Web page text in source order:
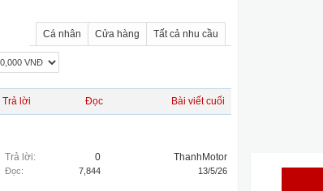
Cá nhân Cửa hàng Tất cả nhu cầu
Trả lời Đọc Bài viết cuối
Trả lời: 0
Đọc: 7,844
ThanhMotor
13/5/26